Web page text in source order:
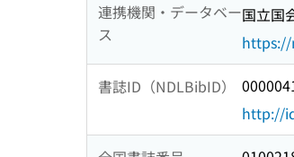
連携機関・データベー
ス
国立国
https://
書誌ID（NDLBibID）
http://